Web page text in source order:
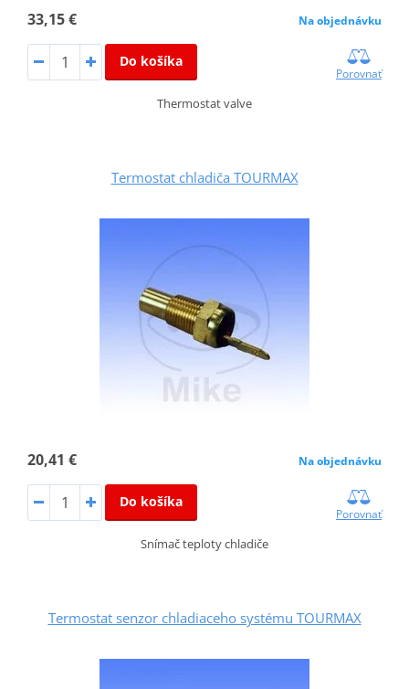
33,15 € Na objednávku
Do košíka
Porovnať
Thermostat valve
Termostat chladiča TOURMAX
20,41 € Na objednávku
Do košíka
Porovnať
Snímač teploty chladiče
Termostat senzor chladiaceho systému TOURMAX